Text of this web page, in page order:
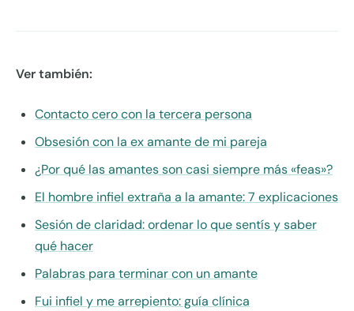
Ver también:
Contacto cero con la tercera persona
Obsesión con la ex amante de mi pareja
¿Por qué las amantes son casi siempre más «feas»?
El hombre infiel extraña a la amante: 7 explicaciones
Sesión de claridad: ordenar lo que sentís y saber
qué hacer
Palabras para terminar con un amante
Fui infiel y me arrepiento: guía clínica